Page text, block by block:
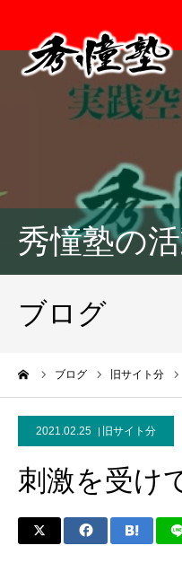
秀憧塾の
ブログ
ブログ 旧サイト分
2021.02.25 旧サイト分
刺激を受け